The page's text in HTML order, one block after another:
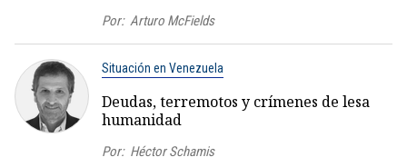
Por: Arturo McFields
Situación en Venezuela
Deudas, terremotos y crímenes de lesa
humanidad
Por: Héctor Schamis